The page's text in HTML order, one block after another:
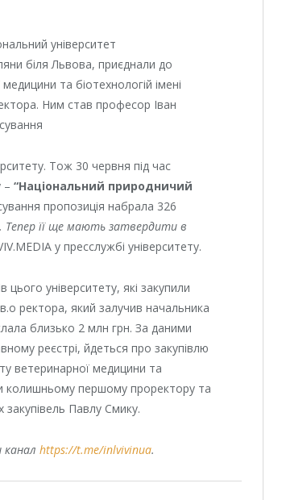
університет
біля Львова, приєднали до
та біотехнологій імені
Ним став професор Іван
Тож 30 червня під час
–“Національний природничий
пропозиція набрала 326
Тепер її ще мають затвердити в
у пресслужбі університету.
університету, які закупили
ректора, який залучив начальника
близько 2 млн грн. За даними
реєстрі, йдеться про закупівлю
ветеринарної медицини та
колишньому першому проректору та
закупівель Павлу Смику.
каналhttps://t.me/inlvivinua.